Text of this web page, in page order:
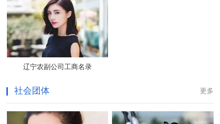
辽宁农副公司工商名录
更多
社会团体